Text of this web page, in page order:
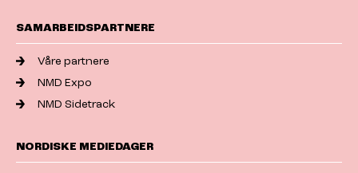
SAMARBEIDSPARTNERE
Våre partnere
NMD Expo
NMD Sidetrack
NORDISKE MEDIEDAGER